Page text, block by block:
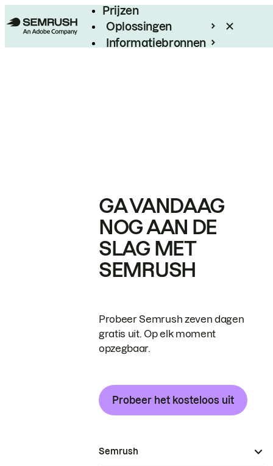
Prijzen
Oplossingen
Informatiebronnen
GA VANDAAG
NOG AAN DE
SLAG MET
SEMRUSH
Probeer Semrush zeven dagen
gratis uit. Op elk moment
opzegbaar.
Probeer het kosteloos uit
Semrush